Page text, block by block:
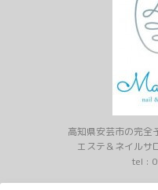
高知県安芸市の完全
エステ＆ネイルサ
tel :